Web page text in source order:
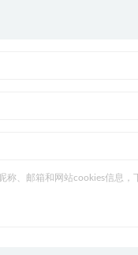
称、邮箱和网站cookies信息，